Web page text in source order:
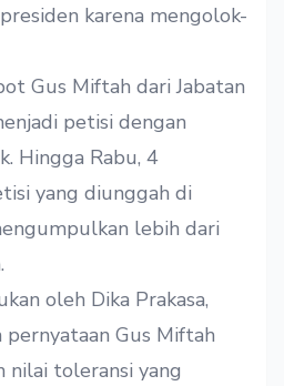
karena mengolok-
Gus Miftah dari Jabatan
petisi dengan
Hingga Rabu, 4
yang diunggah di
lebih dari
oleh Dika Prakasa,
pernyataan Gus Miftah
nilai toleransi yang